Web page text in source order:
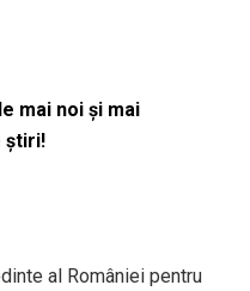
mai noi și mai
știri!
al României pentru